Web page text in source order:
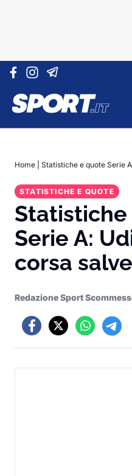
Vai al contenuto
Home Statistiche e quote Serie
STATISTICHE E QUOTE
Serie A:
corsa
Redazione Sport